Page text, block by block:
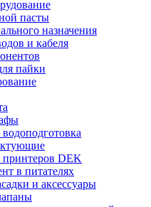
пасты
назначения
и кабеля
пайки
принтеров DEK
в питателях
и аксессуары